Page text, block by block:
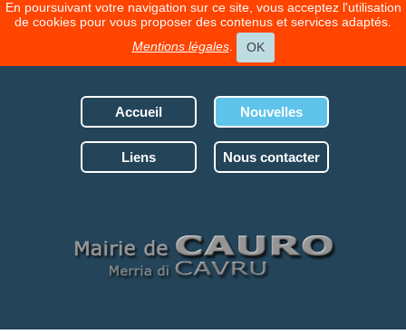
En poursuivant votre navigation sur ce site, vous acceptez l'utilisation
de cookies pour vous proposer des contenus et services adaptés.
Mentions légales. OK
Accueil Nouvelles
Liens Nous contacter